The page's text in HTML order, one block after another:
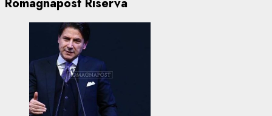
Romagnapost Riserva